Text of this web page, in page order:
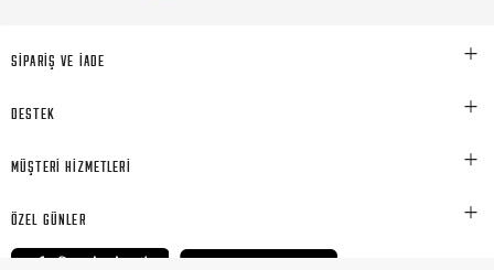
SİPARİŞ VE İADE
DESTEK
MÜŞTERİ HİZMETLERİ
ÖZEL GÜNLER